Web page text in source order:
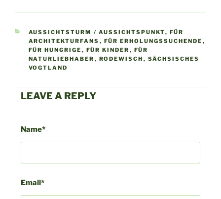
KATEGORIEN
AUSSICHTSTURM / AUSSICHTSPUNKT, FÜR
ARCHITEKTURFANS , FÜR ERHOLUNGSSUCHENDE ,
FÜR HUNGRIGE , FÜR KINDER , FÜR
NATURLIEBHABER , RODEWISCH , SÄCHSISCHES
VOGTLAND
LEAVE A REPLY
Name*
Email*